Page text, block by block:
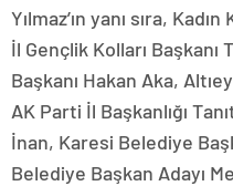
Yılmaz’ın yanı sıra,
İl Gençlik Kolları
Başkanı Hakan Aka,
AK Parti İl Başkanlığı
İnan, Karesi Belediye
Belediye Başkan Adayı